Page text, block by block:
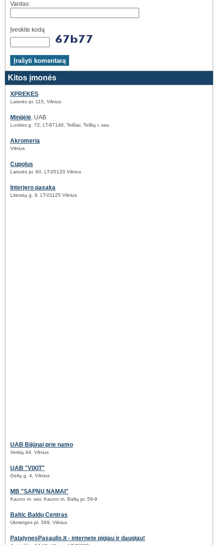
Vardas:
Įveskite kodą
Kitos įmonės
XPREKES
Laisvės pr. 115, Vilnius
Minijėlė, UAB
Luokės g. 72, LT-87140, Telšiai, Telšių r. sav.
Akromeria
Vilnius
Cupolus
Laisvės pr. 60, LT-05120 Vilnius
Interjero pasaka
Literatų g. 9, LT-01125 Vilnius
UAB Bijūnai prie namo
Verkių 44, Vilnius
UAB "VIXIT"
Gėlių g. 4, Vilnius
MB "SAPNŲ NAMAI"
Kauno m. sav. Kauno m. Baltų pr. 59-9
Baltic Baldų Centras
Ukmergės pl. 369, Vilnius
PatalynesPasaulis.lt - internete pigiau ir daugiau!